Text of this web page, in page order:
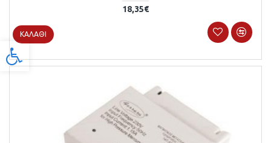
Προσβασιμότητα
18,35€
ΚΑΛΆΘΙ